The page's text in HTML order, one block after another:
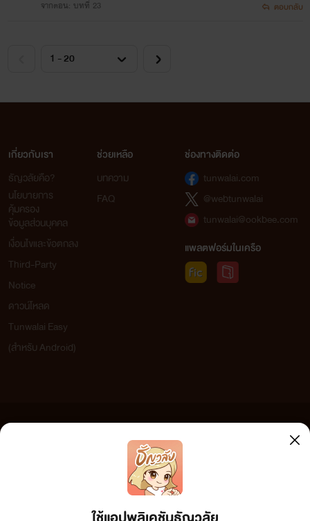
จากตอน: บทที่ 23 ตอบกลับ
เกี่ยวกับเรา
ธัญวลัยคือ?
นโยบายการ
คุ้มครอง
ข้อมูลส่วนบุคคล
เงื่อนไขและข้อตกลง
Third-Party
Notice
ดาวน์โหลด
Tunwalai Easy
(สำหรับ Android)
ช่วยเหลือ
บทความ
FAQ
ช่องทางติดต่อ
tunwalai.com
@webtunwalai
tunwalai@ookbee.com
แพลตฟอร์มในเครือ
เว็บไซต์แห่งนี้ไม่ได้เห็นด้วยและไม่ขอรับผิดชอบต่อข้อความใดๆ ทั้งสิ้น ดังนั้นผู้อ่านทุกท่านโปรดใช้
วิจารณญาณในการกลั่นกรองด้วยตนเอง และหากท่านพบข้อความใดๆ ที่ขัดต่อกฎหมายและศีลธรรม
กรุณาแจ้งมาที่ tunwalai@ookbee.com เพื่อทีมงานจะได้ดำเนินการในทันที ทั้งนี้ ทางเว็บไซต์ขอสงวน
ลิขสิทธิ์ตามพระราชบัญญัติลิขสิทธิ์ (ฉบับเพิ่มเติม) พ.ศ.2558